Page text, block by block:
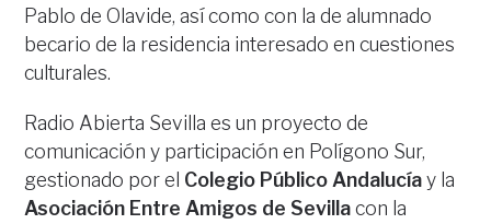
Pablo de Olavide, así como con la de alumnado
becario de la residencia interesado en cuestiones
culturales.
Radio Abierta Sevilla es un proyecto de
comunicación y participación en Polígono Sur,
gestionado por el Colegio Público Andalucíay la
Asociación Entre Amigos de Sevillacon la